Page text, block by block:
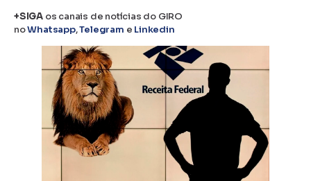
+SIGA os canais de notícias do GIRO
noWhatsapp,Telegram e Linkedin